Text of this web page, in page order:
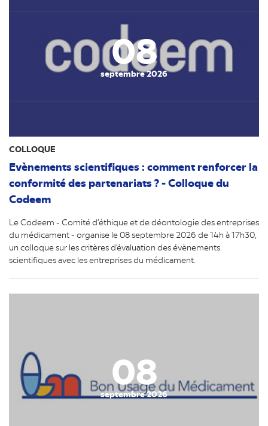
08
septembre 2026
COLLOQUE
Evènements scientifiques : comment renforcer la
conformité des partenariats ? - Colloque du
Codeem
Le Codeem - Comité d’éthique et de déontologie des entreprises
du médicament - organise le 08 septembre 2026 de 14h à 17h30,
un colloque sur les critères d'évaluation des évènements
scientifiques avec les entreprises du médicament.
08
septembre 2026